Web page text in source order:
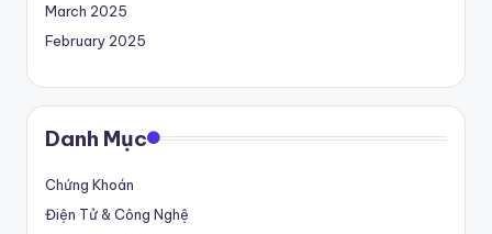
March 2025
February 2025
Danh Mục
Chứng Khoán
Điện Tử & Công Nghệ